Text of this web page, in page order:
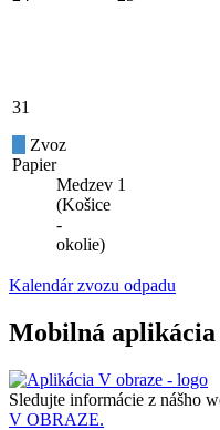
31
Zvoz
Papier
Medzev
(Košice
-
okolie)
1
Kalendár zvozu odpadu
Mobilná aplikácia
Sledujte informácie z nášho
V OBRAZE.